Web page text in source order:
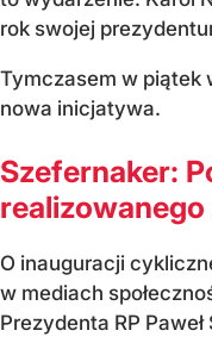
rok swojej
Tymczasem w piątek
nowa inicjatywa.
Szefernaker:
O inauguracji
w mediach
Prezydenta RP